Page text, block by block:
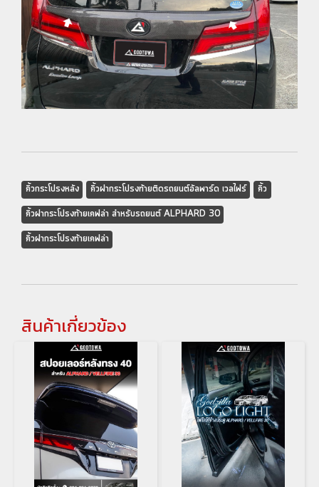
คิ้วกระโปรงหลัง คิ้วฝากระโปรงท้ายติดรถยนต์อัลพาร์ด เวลไฟร์
คิ้ว
คิ้วฝากระโปรงท้ายเคฟล่า สำหรับรถยนต์ ALPHARD 30
คิ้วฝากระโปรงท้ายเคฟล่า
สินค้าเกี่ยวข้อง